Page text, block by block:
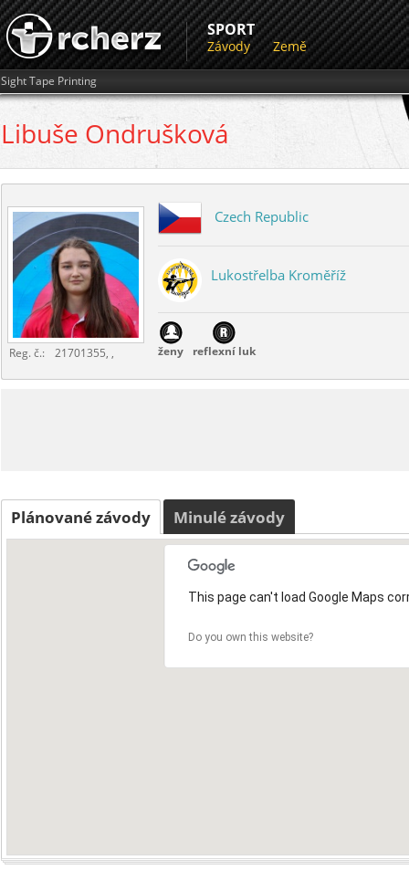
SPORT
Závody Země
Sight Tape Printing
Libuše Ondrušková
Reg. č.: 21701355, ,
Czech Republic
Lukostřelba Kroměříž
ženy reflexní luk
Plánované závody Minulé závody
This page can't load Google Maps
Do you own this website?